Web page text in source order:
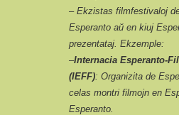
– Ekzistas filmfestivaloj
Esperanto aŭ en kiuj
prezentataj. Ekzemple:
–Internacia Esperanto-
(IEFF): Organizita de
celas montri filmojn en
Esperanto.